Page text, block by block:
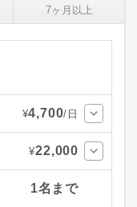
7ヶ月以上
¥4,700/日
¥22,000
1名まで